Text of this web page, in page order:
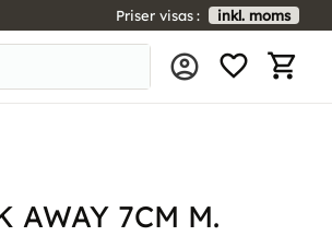
Priser visas inkl. moms
AWAY 7CM M.